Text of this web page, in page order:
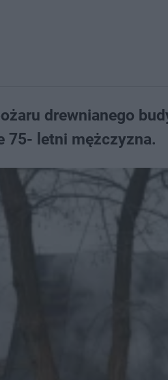
drewnianego
75- letni mężczyzna.